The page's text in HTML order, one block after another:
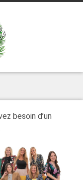
besoin d’un